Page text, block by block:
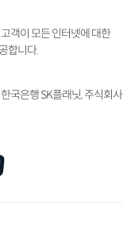
객이 모든 인터넷에 대한
합니다.
국은행 SK플래닛, 주식회사